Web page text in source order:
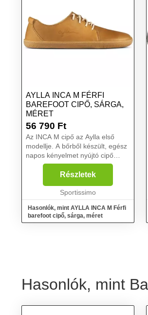
AYLLA INCA M FÉRFI
BAREFOOT CIPŐ, SÁRGA,
MÉRET
56 790 Ft
Az INCA M cipő az Aylla első
modellje. A bőrből készült, egész
napos kényelmet nyújtó cipő
ideális a tavaszi és őszi
hónapokra. Minimális dizájn,
maximális gyaloglási élmény....
Részletek
Sportissimo
Hasonlók, mint AYLLA INCA M Férfi
barefoot cipő, sárga, méret
Hasonlók, mint